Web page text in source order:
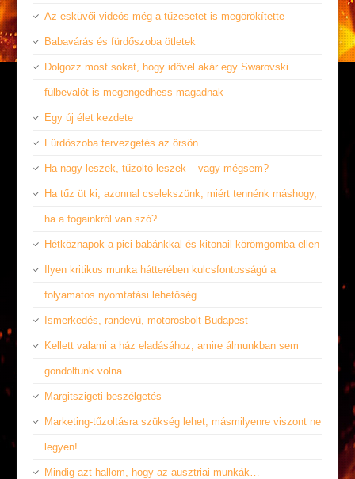
Az esküvői videós még a tűzesetet is megörökítette
Babavárás és fürdőszoba ötletek
Dolgozz most sokat, hogy idővel akár egy Swarovski
fülbevalót is megengedhess magadnak
Egy új élet kezdete
Fürdőszoba tervezgetés az őrsön
Ha nagy leszek, tűzoltó leszek – vagy mégsem?
Ha tűz üt ki, azonnal cselekszünk, miért tennénk máshogy,
ha a fogainkról van szó?
Hétköznapok a pici babánkkal és kitonail körömgomba ellen
Ilyen kritikus munka hátterében kulcsfontosságú a
folyamatos nyomtatási lehetőség
Ismerkedés, randevú, motorosbolt Budapest
Kellett valami a ház eladásához, amire álmunkban sem
gondoltunk volna
Margitszigeti beszélgetés
Marketing-tűzoltásra szükség lehet, másmilyenre viszont ne
legyen!
Mindig azt hallom, hogy az ausztriai munkák…